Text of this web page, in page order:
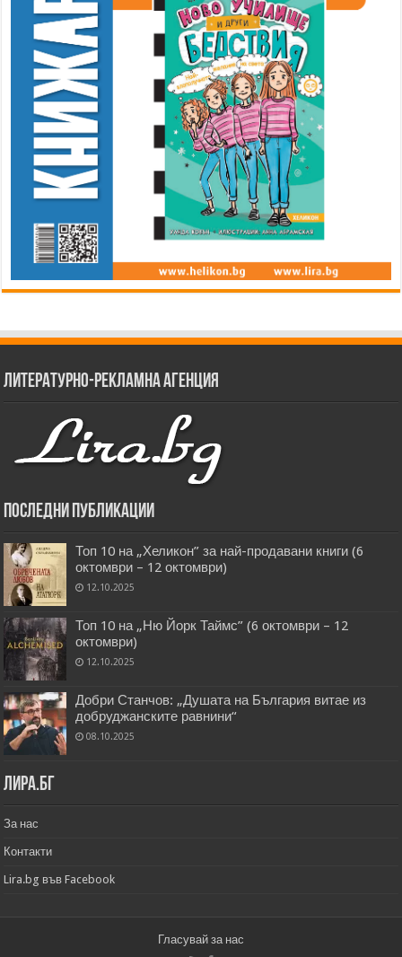
Литературно-рекламна агенция
Последни публикации
Топ 10 на „Хеликон” за най-продавани книги (6
октомври – 12 октомври)
12.10.2025
Топ 10 на „Ню Йорк Таймс” (6 октомври – 12
октомври)
12.10.2025
Добри Станчов: „Душата на България витае из
добруджанските равнини“
08.10.2025
Лира.бг
За нас
Контакти
Lira.bg във Facebook
Гласувай за нас